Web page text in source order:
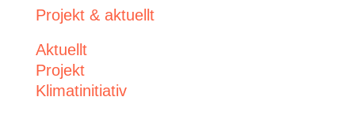
Projekt & aktuellt
Aktuellt
Projekt
Klimatinitiativ